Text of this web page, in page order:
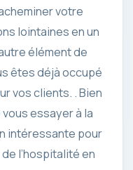
votre
lointaines en un
élément de
êtes déjà occupé
vos clients. . Bien
essayer à la
intéressante pour
l’hospitalité en